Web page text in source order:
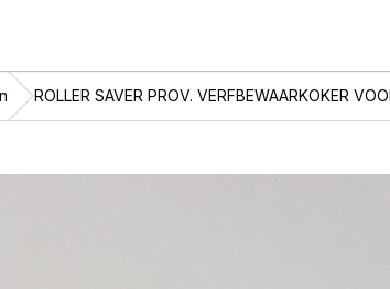
ROLLER SAVER PROV. VERFBEWAARKOKER